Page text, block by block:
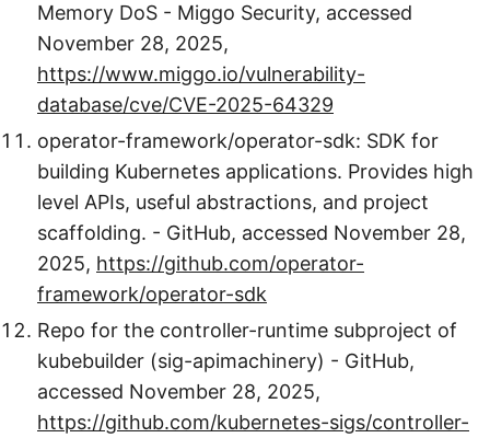
Memory DoS - Miggo Security, accessed
November 28, 2025,
https://www.miggo.io/vulnerability-
database/cve/CVE-2025-64329
operator-framework/operator-sdk: SDK for
building Kubernetes applications. Provides high
level APIs, useful abstractions, and project
scaffolding. - GitHub, accessed November 28,
2025, https://github.com/operator-
framework/operator-sdk
Repo for the controller-runtime subproject of
kubebuilder (sig-apimachinery) - GitHub,
accessed November 28, 2025,
https://github.com/kubernetes-sigs/controller-